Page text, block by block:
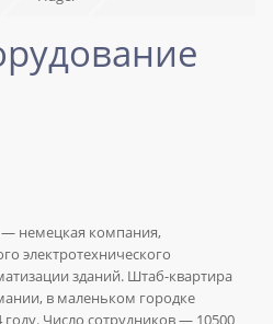
— немецкая компания,
электротехнического
зданий. Штаб-квартира
в маленьком городке